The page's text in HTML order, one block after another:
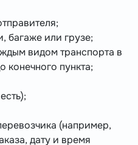
багаже или грузе;
видом транспорта в
конечного пункта;
(например,
дату и время